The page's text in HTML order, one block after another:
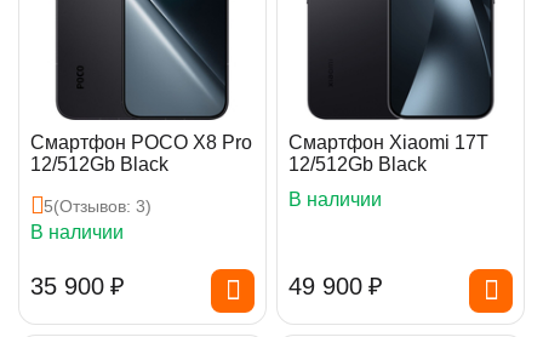
Смартфон POCO X8 Pro
12/512Gb Black
5(Отзывов: 3)
В наличии
35 900 ₽
Смартфон Xiaomi 17T
12/512Gb Black
В наличии
49 900 ₽